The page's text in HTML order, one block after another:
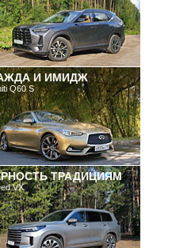
И ИМИДЖ
Q60 S
ТРАДИЦИЯМ
VX